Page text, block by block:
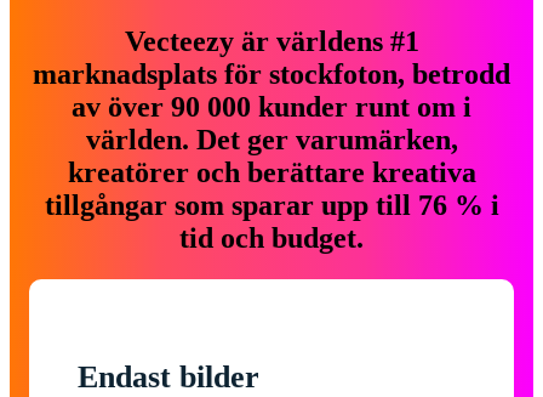
Vecteezy är världens #1
marknadsplats för stockfoton, betrodd
av över 90 000 kunder runt om i
världen. Det ger varumärken,
kreatörer och berättare kreativa
tillgångar som sparar upp till 76 % i
tid och budget.
Endast bilder